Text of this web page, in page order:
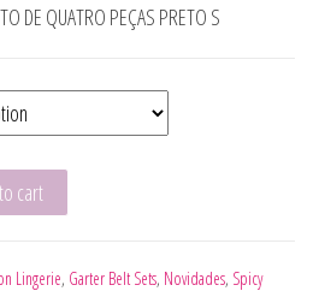
DE QUATRO PEÇAS PRETO S
PIEZAS NEGRO quantity
cart
Lingerie, Garter Belt Sets, Novidades, Spicy